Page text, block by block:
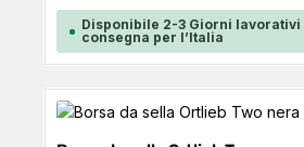
di adattamento. Quando ogni
sportivi, la Micro-Bag è la scelta
spazio per una camera d'aria di
ridottissimo. Dati tecnici Volume: 0,5 litri Peso: 120 g L
x A x P: 12 x 7 x 12 cm Nota bene: Non adatto ai
Disponibile 2-3 Giorni lavorativi
consegna per l’Italia